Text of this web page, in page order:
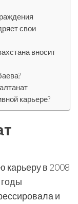
свои
вносит
карьере?
карьеру в 2008
годы
и